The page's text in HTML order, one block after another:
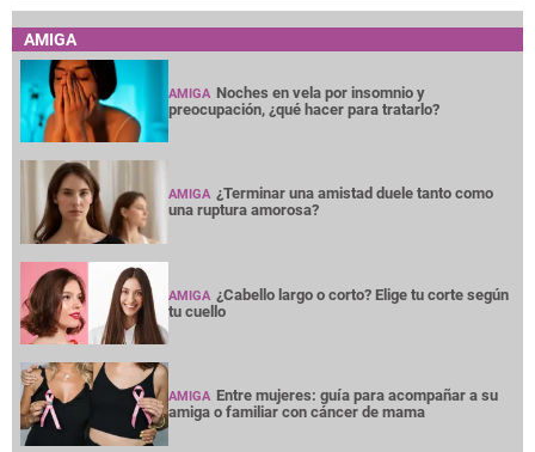
AMIGA
AMIGA Noches en vela por insomnio y
preocupación, ¿qué hacer para tratarlo?
AMIGA ¿Terminar una amistad duele tanto como
una ruptura amorosa?
AMIGA ¿Cabello largo o corto? Elige tu corte según
tu cuello
AMIGA Entre mujeres: guía para acompañar a su
amiga o familiar con cáncer de mama